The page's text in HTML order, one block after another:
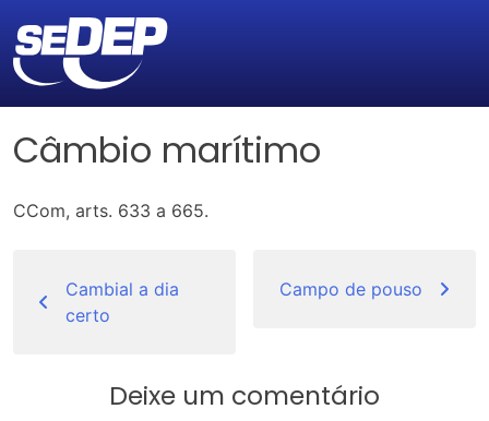
Câmbio marítimo
CCom, arts. 633 a 665.
de
Post
Cambial a dia
certo
Campo de pouso
Deixe um comentário